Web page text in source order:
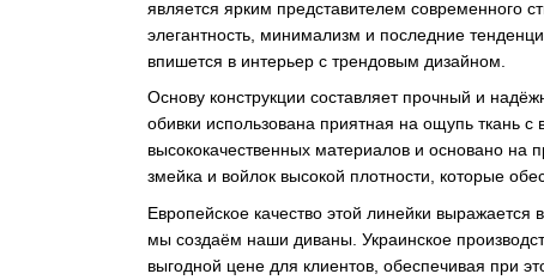
является ярким представителем современного
элегантность, минимализм и последние
впишется в интерьер с трендовым дизайном.
Основу конструкции составляет прочный и
обивки использована приятная на ощупь ткань
высококачественных материалов и основано на
змейка и войлок высокой плотности, которые
Европейское качество этой линейки
мы создаём наши диваны. Украинское
выгодной цене для клиентов, обеспечивая при